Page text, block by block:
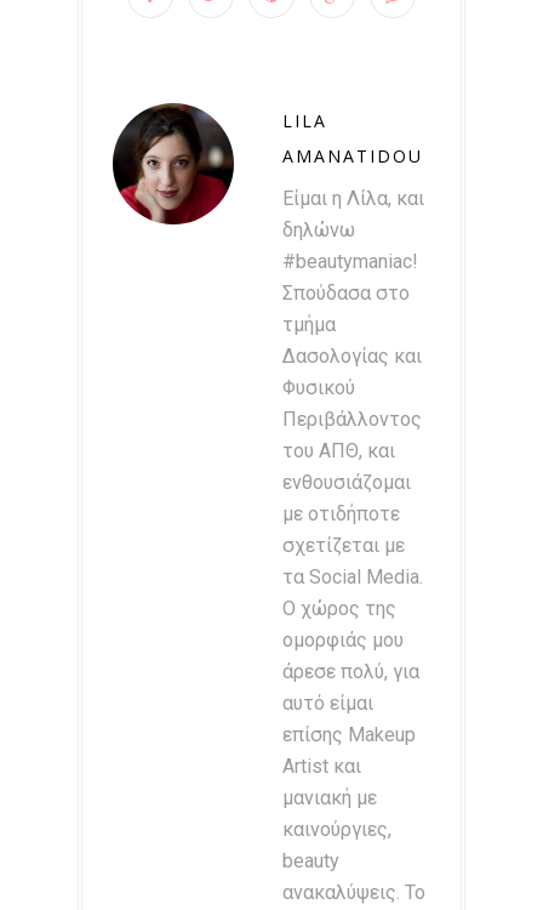
LILA
AMANATIDOU
Είμαι η Λίλα, και
δηλώνω
#beautymaniac!
Σπούδασα στο
τμήμα
Δασολογίας και
Φυσικού
Περιβάλλοντος
του ΑΠΘ, και
ενθουσιάζομαι
με οτιδήποτε
σχετίζεται με
τα Social Media.
Ο χώρος της
ομορφιάς μου
άρεσε πολύ, για
αυτό είμαι
επίσης Makeup
Artist και
μανιακή με
καινούργιες,
beauty
ανακαλύψεις. Το